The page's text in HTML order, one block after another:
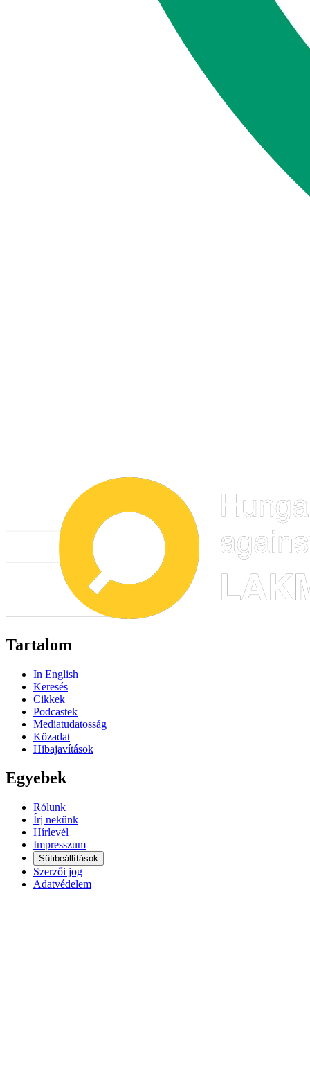
Tartalom
In English
Keresés
Cikkek
Podcastek
Mediatudatosság
Közadat
Hibajavítások
Egyebek
Rólunk
Írj nekünk
Hírlevél
Impresszum
Sütibeállítások
Szerzői jog
Adatvédelem